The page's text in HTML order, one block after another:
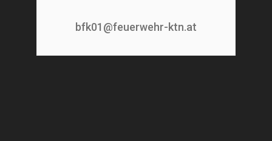
bfk01@feuerwehr-ktn.at